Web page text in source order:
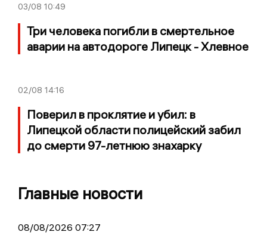
03/08 10:49
Три человека погибли в смертельное
аварии на автодороге Липецк - Хлевное
02/08 14:16
Поверил в проклятие и убил: в
Липецкой области полицейский забил
до смерти 97-летнюю знахарку
Главные новости
08/08/2026 07:27